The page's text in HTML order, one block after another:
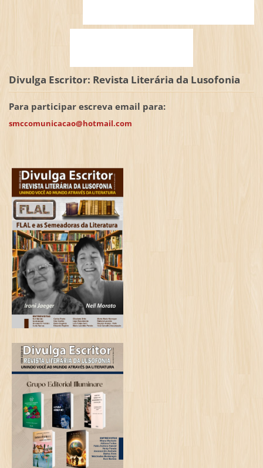
Divulga Escritor: Revista Literária da Lusofonia
Para participar escreva email para:
smccomunicacao@hotmail.com